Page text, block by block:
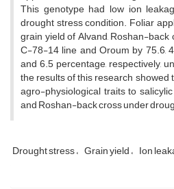
This genotype had low ion
drought stress condition. Foliar
grain yield of Alvand, Roshan-back
C-78-14 line and Oroum by 75.6,
and 6.5 percentage, respectively,
the results of this research
agro-physiological traits to
and Roshan-back cross under
Drought stress Grain yield Ion